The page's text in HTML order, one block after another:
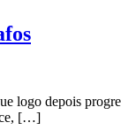
depois
[…]